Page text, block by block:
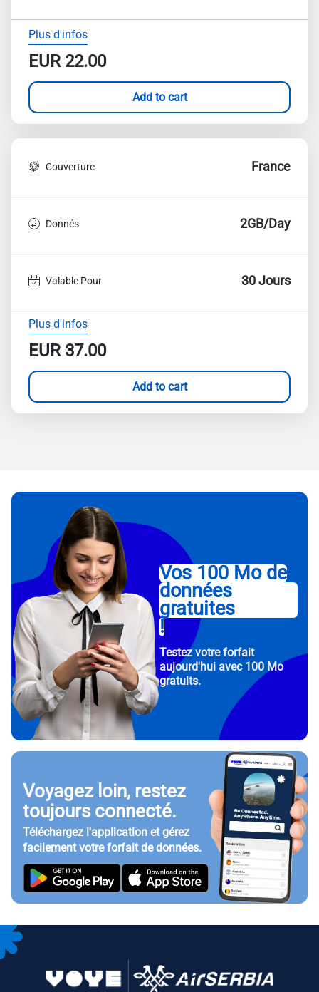
Plus d'infos
EUR22.00
Add to cart
Couverture France
Donnés 2GB/Day
Valable Pour 30 Jours
Plus d'infos
EUR37.00
Add to cart
Vos 100 Mo de
données
gratuites
!
Testez votre forfait
aujourd'hui avec 100 Mo
gratuits.
Voyagez loin, restez
toujours connecté.
Téléchargez l'application et gérez
facilement votre forfait de données.